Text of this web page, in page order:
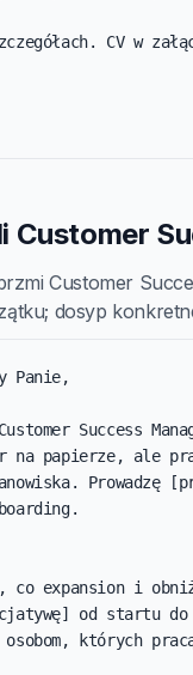
CV w
Customer
Customer
dosyp
Panie,
Success
na papierze, ale
Prowadzę
co expansion i
od startu do
osobom, których